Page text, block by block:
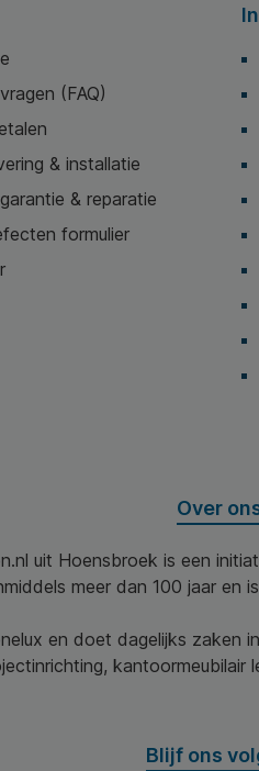
(FAQ)
& installatie
& reparatie
formulier
Over
uit Hoensbroek is een
meer dan 100 jaar en
en doet dagelijks
kantoormeubilair
Blijf ons